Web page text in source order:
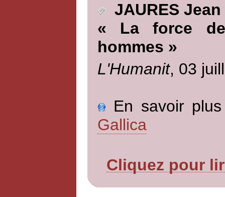
JAURES Jean
« La force
hommes »
L'Humanit, 03
En savoir
Gallica
Cliquez pour